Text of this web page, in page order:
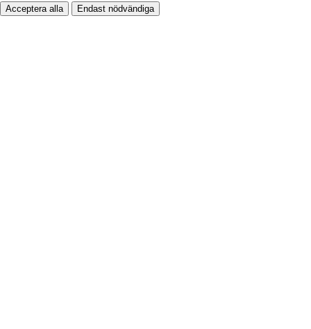
Acceptera alla Endast nödvändiga